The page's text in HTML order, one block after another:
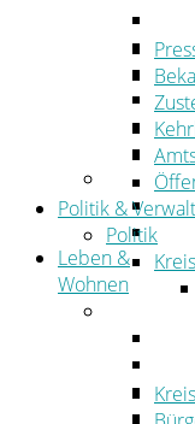
Tourismus
Leben &
Wohnen
Politik &
Politik